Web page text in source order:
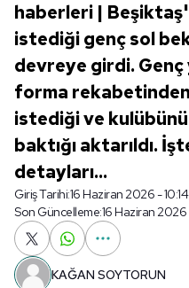
haberleri |
istediği genç sol
devreye girdi. Genç
forma rekabetinden
istediği ve
baktığı aktarıldı.
detayları...
Giriş Tarihi:16 Haziran 2026 - 10:14
Son Güncelleme:16 Haziran 2026
KAĞAN SOYTORUN